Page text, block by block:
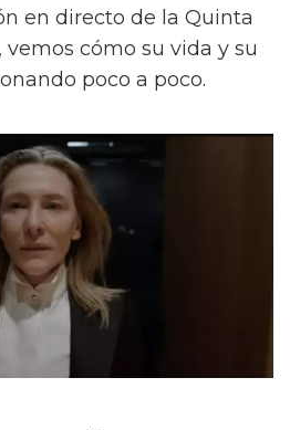
en directo de la Quinta
cómo su vida y su
poco a poco.